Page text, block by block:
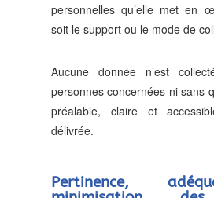
personnelles qu’elle met en
soit le support ou le mode de
Aucune donnée n’est
personnes concernées ni sans
préalable, claire et
délivrée.
Pertinence,